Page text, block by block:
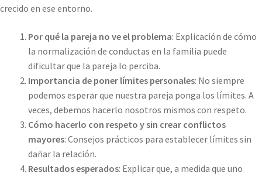
crecido en ese entorno.
Por qué la pareja no ve el problema: Explicación de cómo
la normalización de conductas en la familia puede
dificultar que la pareja lo perciba.
Importancia de poner límites personales: No siempre
podemos esperar que nuestra pareja ponga los límites. A
veces, debemos hacerlo nosotros mismos con respeto.
Cómo hacerlo con respeto y sin crear conflictos
mayores: Consejos prácticos para establecer límites sin
dañar la relación.
Resultados esperados: Explicar que, a medida que uno